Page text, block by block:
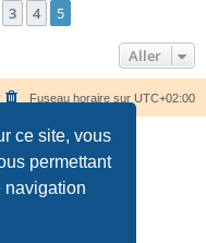
ce site, vous
permettant
navigation
3 4 5
Aller
Fuseau horaire sur UTC+02:00